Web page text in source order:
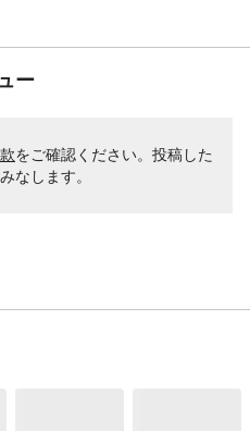
ー
をご確認ください。投稿した
なします。